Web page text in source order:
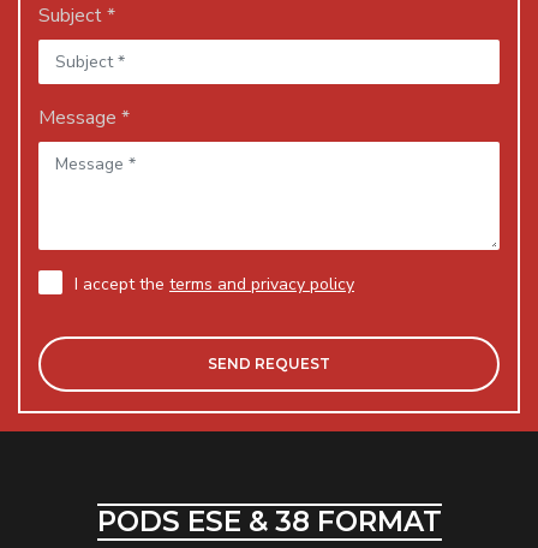
Subject *
Message *
I accept the terms and privacy policy
PODS ESE & 38 FORMAT